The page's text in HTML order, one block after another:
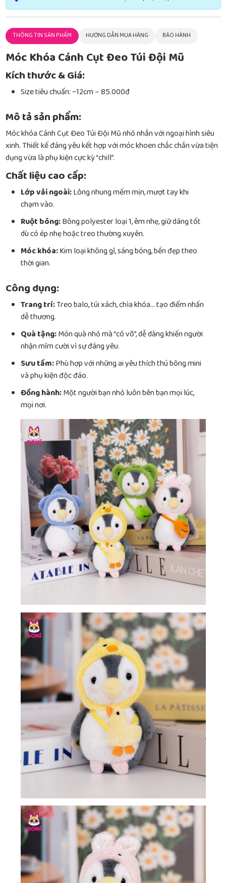
THÔNG TIN SẢN PHẨM HƯỚNG DẪN MUA HÀNG BẢO HÀNH
Móc Khóa Cánh Cụt Đeo Túi Đội Mũ
Kích thước & Giá:
Size tiêu chuẩn: ~12cm – 85.000đ
Mô tả sản phẩm:
Móc khóa Cánh Cụt Đeo Túi Đội Mũ nhỏ nhắn với ngoại hình siêu
xinh. Thiết kế đáng yêu kết hợp với móc khoen chắc chắn vừa tiện
dụng vừa là phụ kiện cực kỳ “chill”.
Chất liệu cao cấp:
Lớp vải ngoài:Lông nhung mềm mịn, mượt tay khi
chạm vào.
Ruột bông:Bông polyester loại 1, êm nhẹ, giữ dáng tốt
dù có ép nhẹ hoặc treo thường xuyên.
Móc khóa:Kim loại không gỉ, sáng bóng, bền đẹp theo
thời gian.
Công dụng:
Trang trí:Treo balo, túi xách, chìa khóa… tạo điểm nhấn
dễ thương.
Quà tặng:Món quà nhỏ mà “có võ”, dễ dàng khiến người
nhận mỉm cười vì sự đáng yêu.
Sưu tầm:Phù hợp với những ai yêu thích thú bông mini
và phụ kiện độc đáo.
Đồng hành:Một người bạn nhỏ luôn bên bạn mọi lúc,
mọi nơi.